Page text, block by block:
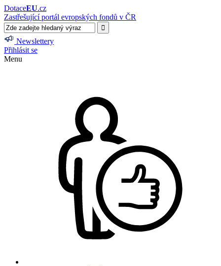
DotaceEU.cz
Zastřešující portál evropských fondů v ČR
Newslettery
Přihlásit se
Menu